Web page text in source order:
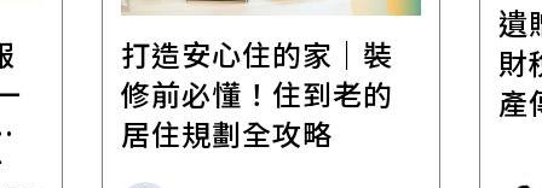
打造安心住的家｜裝
修前必懂！住到老的
居住規劃全攻略
遺
財
產